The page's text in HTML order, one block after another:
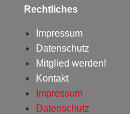
Rechtliches
Impressum
Datenschutz
Mitglied werden!
Kontakt
Impressum
Datenschutz